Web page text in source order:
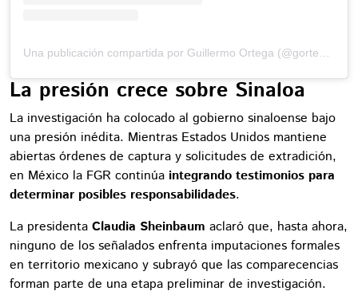
La presión crece sobre Sinaloa
La investigación ha colocado al gobierno sinaloense bajo
una presión inédita. Mientras Estados Unidos mantiene
abiertas órdenes de captura y solicitudes de extradición,
en México la FGR continúa integrando testimonios para
determinar posibles responsabilidades.
La presidenta Claudia Sheinbaum aclaró que, hasta ahora,
ninguno de los señalados enfrenta imputaciones formales
en territorio mexicano y subrayó que las comparecencias
forman parte de una etapa preliminar de investigación.